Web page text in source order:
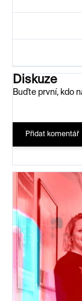
Diskuze
Buďte první, kdo
Přidat komentář